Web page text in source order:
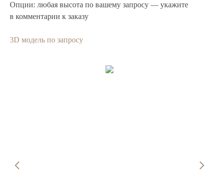
Опции: любая высота по вашему запросу — укажите
в комментарии к заказу
3D модель по запросу